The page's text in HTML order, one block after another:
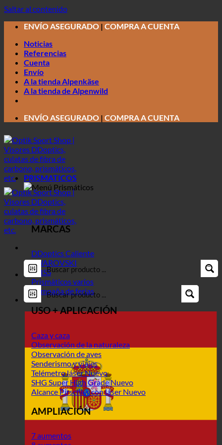
Saltar al contenido
ENVÍO ASEGURADO | COMPRA A CUENTA
Noticias
Referencias
Cuenta
Envío
A la tienda Alpenkäse
A la tienda de Alpenwild
ENVÍO ASEGURADO | COMPRA A CUENTA
PRISMATICOS
MARCAS
DDoptics
SWAROVSKI
ZEISS
Prismáticos varios
Campaña de ferias
USO + APLICACIÓN
Caza y caza
Observación de la naturaleza
Observación de aves
Senderismo y viajes
Telémetro láser
SHG Super High Grade
Alcance Pirschler con láser
AMPLIACIÓN
7 aumentos